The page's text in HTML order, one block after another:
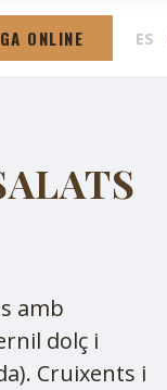
ONLINE ES
amb
dolç i
Cruixents i